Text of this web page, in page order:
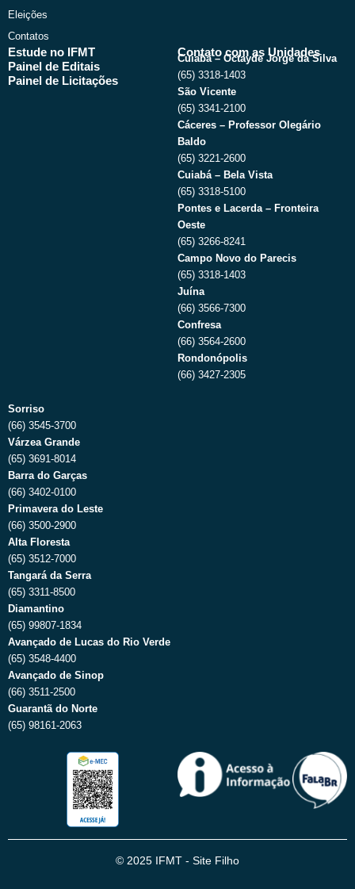
Eleições
Contatos
Estude no IFMT
Painel de Editais
Painel de Licitações
Contato com as Unidades
Cuiabá – Octayde Jorge da Silva
(65) 3318-1403
São Vicente
(65) 3341-2100
Cáceres – Professor Olegário
Baldo
(65) 3221-2600
Cuiabá – Bela Vista
(65) 3318-5100
Pontes e Lacerda – Fronteira
Oeste
(65) 3266-8241
Campo Novo do Parecis
(65) 3318-1403
Juína
(66) 3566-7300
Confresa
(66) 3564-2600
Rondonópolis
(66) 3427-2305
Sorriso
(66) 3545-3700
Várzea Grande
(65) 3691-8014
Barra do Garças
(66) 3402-0100
Primavera do Leste
(66) 3500-2900
Alta Floresta
(65) 3512-7000
Tangará da Serra
(65) 3311-8500
Diamantino
(65) 99807-1834
Avançado de Lucas do Rio Verde
(65) 3548-4400
Avançado de Sinop
(66) 3511-2500
Guarantã do Norte
(65) 98161-2063
© 2025 IFMT - Site Filho